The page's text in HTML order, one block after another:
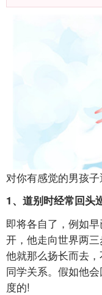
对你有感觉的男孩
1、道别时经常回头
即将各自了，例如
开，他走向世界两
他就那么扬长而去
同学关系。假如他
度的!